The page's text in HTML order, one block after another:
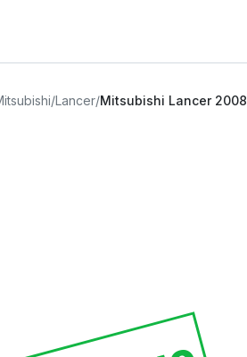
/Lancer/Mitsubishi Lancer 2008